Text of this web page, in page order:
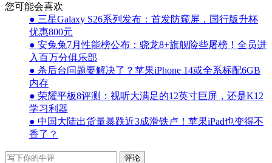
您可能会喜欢
● 三星Galaxy S26系列发布：首发防窥屏，国行版升杯
优惠800元
● 安兔兔7月性能榜公布：骁龙8+旗舰险些屠榜！全员进
入百万分俱乐部
● 杀后台问题要解决了？苹果iPhone 14或全系标配6GB
内存
● 荣耀平板8评测：视听大满足的12英寸巨屏，还是K12
学习利器
● 中国大陆出货量暴跌近3成滑铁卢！苹果iPad也变得不
香了？
评论